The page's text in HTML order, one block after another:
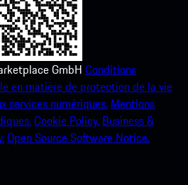
GmbH Conditions
en matière de protection de la vie
services numériques. Mentions
Cookie Policy. Business &
Open Source Software Notice.